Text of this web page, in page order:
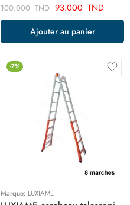
100.000TND 93.000 TND
Ajouter au panier
-7%
Marque: LUXIAME